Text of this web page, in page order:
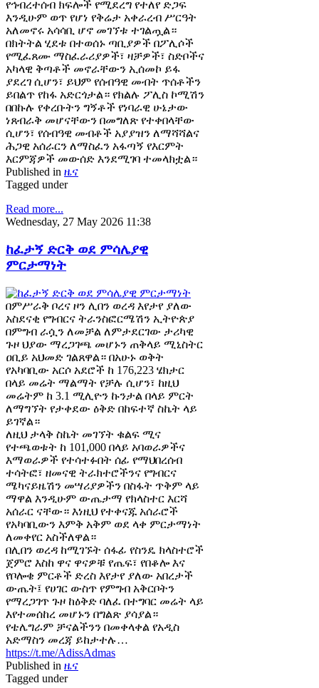
የኅብረተሰብ ክፍሎች የሚደረግ የተለየ ድጋፍ
እንዲሁም ወጥ የሆነ የቅሬታ አቀራረብ ሥርዓት
አለመኖሩ አሳሳቢ ሆኖ መገኘቱ ተገልጧል።
በክትትል ሂደቱ በተወሰኑ ጣቢያዎች በፖሊሶች
የሚፈጸሙ ማስፈራሪያዎች፣ ዛቻዎች፣ ስድቦችና
አካላዊ ቅጣቶች መኖራቸውን ኢሰመኮ ይፋ
ያደረገ ሲሆን፣ ይህም የሰብዓዊ መብት ጥሰቶችን
ይበልጥ የከፋ አድርጎታል። የክልሉ ፖሊስ ኮሚሽን
በበኩሉ የቀረቡትን ግኝቶች የነባራዊ ሁኔታው
ነጸብራቅ መሆናቸውን በመግለጽ የተቀበላቸው
ሲሆን፣ የሰብዓዊ መብቶች አያያዝን ለማሻሻልና
ሕጋዊ አሰራርን ለማስፈን አፋጣኝ የእርምት
እርምጃዎች መውሰድ እንደሚገባ ተመላክቷል።
Published in ዜና
Tagged under
Read more...
Wednesday, 27 May 2026 11:38
ከፈታኝ ድርቅ ወደ ምሳሌያዊ
ምርታማነት
በምሥራቅ ቦረና ዞን ሊበን ወረዳ እየታየ ያለው
አስደናቂ የግብርና ትራንስፎርሜሽን ኢትዮጵያ
በምግብ ራሷን ለመቻል ለምታደርገው ታሪካዊ
ጉዞ ህያው ማረጋገጫ መሆኑን ጠቅላይ ሚኒስትር
ዐቢይ አህመድ ገልጸዋል። በአሁኑ ወቅት
የአካባቢው አርሶ አደሮች ከ 176,223 ሄክታር
በላይ መሬት ማልማት የቻሉ ሲሆን፣ ከዚህ
መሬትም ከ 3.1 ሚሊዮን ኩንታል በላይ ምርት
ለማግኘት የታቀደው ዕቅድ በከፍተኛ ስኬት ላይ
ይገኛል።
ለዚህ ታላቅ ስኬት መገኘት ቁልፍ ሚና
የተጫወቱት ከ 101,000 በላይ አባወራዎችና
እማወራዎች የተሳተፉበት ሰፊ የማህበረሰብ
ተሳትፎ፣ ዘመናዊ ትራክተሮችንና የግብርና
ሜካናይዜሽን መሣሪያዎችን በስፋት ጥቅም ላይ
ማዋል እንዲሁም ውጤታማ የክላስተር እርሻ
አሰራር ናቸው። እነዚህ የተቀናጁ አሰራሮች
የአካባቢውን እምቅ አቅም ወደ ላቀ ምርታማነት
ለመቀየር አስችለዋል።
በሊበን ወረዳ ከሚገኙት ሰፋፊ የስንዴ ክላስተሮች
ጀምሮ እስከ ዋና ዋናዎቹ የጤፍ፣ የበቆሎ እና
የቦሎቄ ምርቶች ድረስ እየታየ ያለው አበረታች
ውጤት፤ የሀገር ውስጥ የምግብ አቅርቦትን
የማረጋገጥ ጉዞ ከዕቅድ ባለፈ በተግባር መሬት ላይ
እየተመሰከረ መሆኑን በግልጽ ያሳያል።
የቴሌግራም ቻናልችንን በመቀላቀል የአዲስ
አድማስን መረጃ ይከታተሉ…
https://t.me/AdissAdmas
Published in ዜና
Tagged under